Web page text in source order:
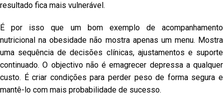
resultado fica mais vulnerável.
É por isso que um bom exemplo de acompanhamento
nutricional na obesidade não mostra apenas um menu. Mostra
uma sequência de decisões clínicas, ajustamentos e suporte
continuado. O objectivo não é emagrecer depressa a qualquer
custo. É criar condições para perder peso de forma segura e
mantê-lo com mais probabilidade de sucesso.